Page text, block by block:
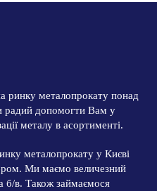
ринку металопрокату понад
радий допомогти Вам у
металу в асортименті.
металопрокату у Києві
Ми маємо величезний
б/в. Також займаємося